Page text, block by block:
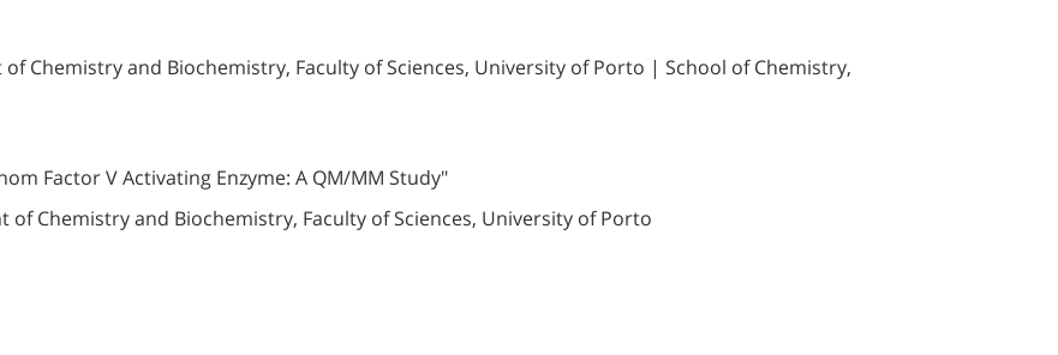
of Chemistry and Biochemistry, Faculty of Sciences, University of Porto | School of Chemistry,
Factor V Activating Enzyme: A QM/MM Study"
of Chemistry and Biochemistry, Faculty of Sciences, University of Porto